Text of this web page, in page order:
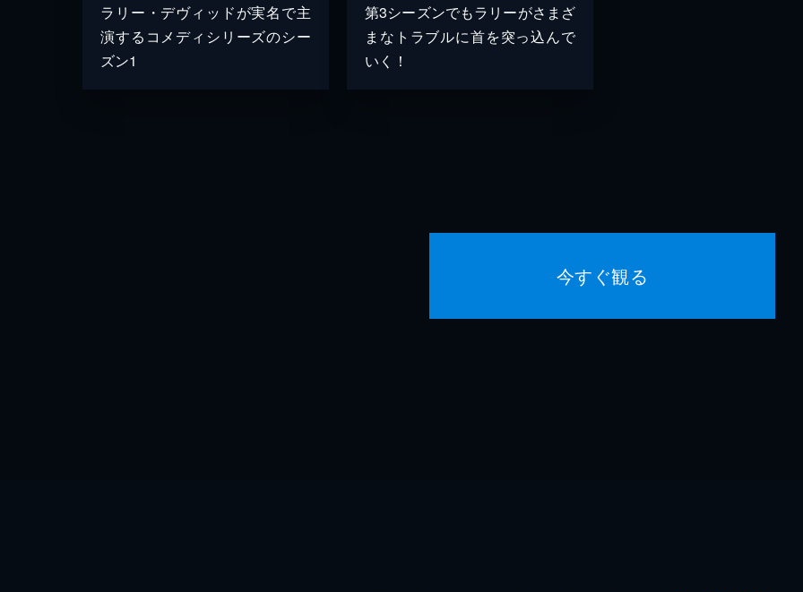
ラリー・デヴィッドが実名で主
演するコメディシリーズのシー
ズン1
第3シーズンでもラリーがさまざ
まなトラブルに首を突っ込んで
いく！
今すぐ観る